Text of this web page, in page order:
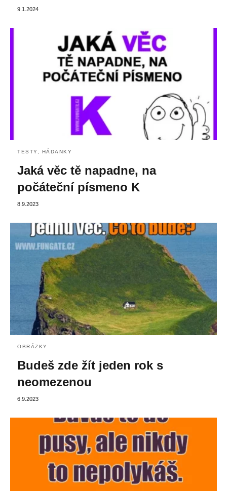
9.1.2024
TESTY, HÁDANKY
Jaká věc tě napadne, na
počáteční písmeno K
8.9.2023
OBRÁZKY
Budeš zde žít jeden rok s
neomezenou
6.9.2023